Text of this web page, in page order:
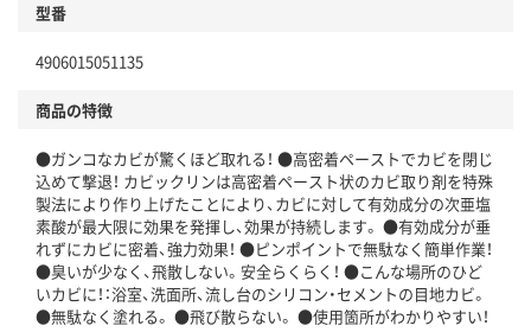
型番
4906015051135
商品の特徴
●ガンコなカビが驚くほど取れる！ ●高密着ペーストでカビを閉じ
込めて撃退！ カビックリンは高密着ペースト状のカビ取り剤を特殊
製法により作り上げたことにより、カビに対して有効成分の次亜塩
素酸が最大限に効果を発揮し、効果が持続します。 ●有効成分が垂
れずにカビに密着、強力効果！ ●ピンポイントで無駄なく簡単作業！
●臭いが少なく、飛散しない。安全らくらく！ ●こんな場所のひど
いカビに！：浴室、洗面所、流し台のシリコン・セメントの目地カビ。
●無駄なく塗れる。 ●飛び散らない。 ●使用箇所がわかりやすい！